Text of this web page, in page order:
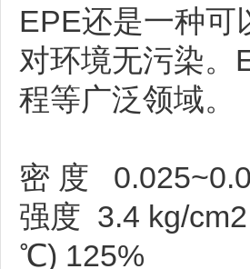
EPE还是一种可
对环境无污染。
程等广泛领域。
密 度
强度 3.4 kg/
℃) 125% 吸